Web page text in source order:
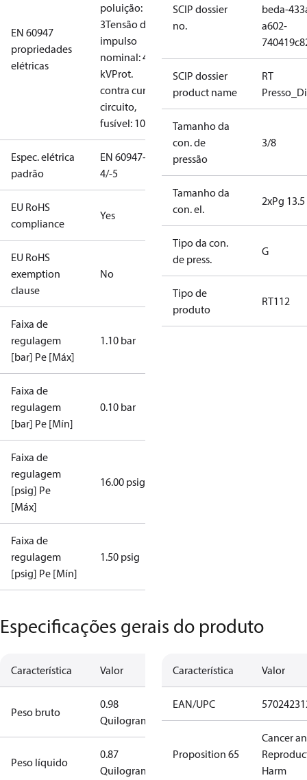
EN 60947
propriedades
elétricas
poluição:
3Tensão de
impulso
nominal: 4
kVProt.
contra curto-
circuito,
fusível: 10A
Espec. elétrica
padrão
EN 60947-
4/-5
EU RoHS
compliance
Yes
EU RoHS
exemption
clause
No
Faixa de
regulagem
[bar] Pe [Máx]
1.10 bar
Faixa de
regulagem
[bar] Pe [Mín]
0.10 bar
Faixa de
regulagem
[psig] Pe
[Máx]
16.00 psig
Faixa de
regulagem
[psig] Pe [Mín]
1.50 psig
SCIP dossier
no.
beda-
a602-
SCIP dossier
product name
RT
Tamanho da
con. de
pressão
3/8
Tamanho da
con. el.
2xPg 13.5
Tipo da con.
de press.
G
Tipo de
produto
RT112
Especificações gerais do produto
Característica Valor
Peso bruto
0.98
Quilograma
Peso líquido
0.87
Quilograma
Característica Valor
EAN/UPC
Proposition 65
Cancer
Harm